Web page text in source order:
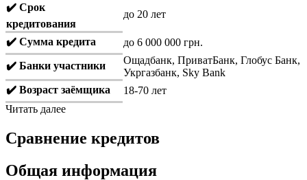
✔️ Срок
кредитования
до 20 лет
✔️ Сумма кредита
до 6 000 000 грн.
✔️ Банки участники
Ощадбанк, ПриватБанк, Глобус Банк,
Укргазбанк, Sky Bank
✔️ Возраст заёмщика
18-70 лет
Читать далее
Сравнение кредитов
Общая информация